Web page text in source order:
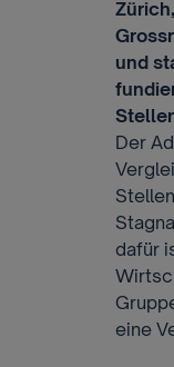
und
Der
dafür
eine